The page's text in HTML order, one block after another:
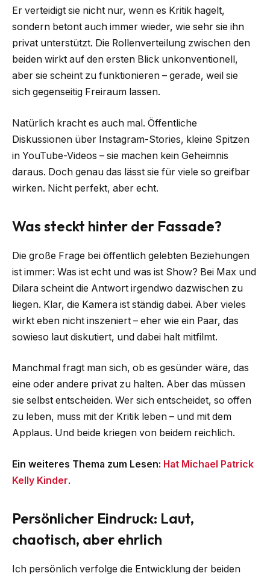
Er verteidigt sie nicht nur, wenn es Kritik hagelt,
sondern betont auch immer wieder, wie sehr sie ihn
privat unterstützt. Die Rollenverteilung zwischen den
beiden wirkt auf den ersten Blick unkonventionell,
aber sie scheint zu funktionieren – gerade, weil sie
sich gegenseitig Freiraum lassen.
Natürlich kracht es auch mal. Öffentliche
Diskussionen über Instagram-Stories, kleine Spitzen
in YouTube-Videos – sie machen kein Geheimnis
daraus. Doch genau das lässt sie für viele so greifbar
wirken. Nicht perfekt, aber echt.
Was steckt hinter der Fassade?
Die große Frage bei öffentlich gelebten Beziehungen
ist immer: Was ist echt und was ist Show? Bei Max und
Dilara scheint die Antwort irgendwo dazwischen zu
liegen. Klar, die Kamera ist ständig dabei. Aber vieles
wirkt eben nicht inszeniert – eher wie ein Paar, das
sowieso laut diskutiert, und dabei halt mitfilmt.
Manchmal fragt man sich, ob es gesünder wäre, das
eine oder andere privat zu halten. Aber das müssen
sie selbst entscheiden. Wer sich entscheidet, so offen
zu leben, muss mit der Kritik leben – und mit dem
Applaus. Und beide kriegen von beidem reichlich.
Ein weiteres Thema zum Lesen: Hat Michael Patrick
Kelly Kinder.
Persönlicher Eindruck: Laut,
chaotisch, aber ehrlich
Ich persönlich verfolge die Entwicklung der beiden